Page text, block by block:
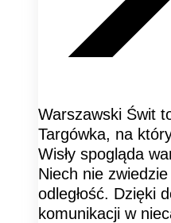
Warszawski Świt
Targówka, na
Wisły spogląda
Niech nie
odległość. Dzięki
komunikacji w